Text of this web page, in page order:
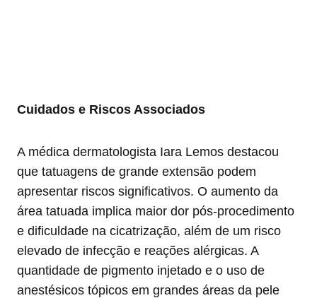
Cuidados e Riscos Associados
A médica dermatologista Iara Lemos destacou
que tatuagens de grande extensão podem
apresentar riscos significativos. O aumento da
área tatuada implica maior dor pós-procedimento
e dificuldade na cicatrização, além de um risco
elevado de infecção e reações alérgicas. A
quantidade de pigmento injetado e o uso de
anestésicos tópicos em grandes áreas da pele